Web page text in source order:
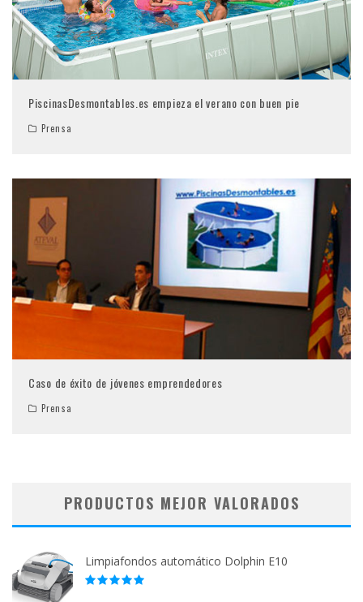
PiscinasDesmontables.es empieza el verano con buen pie
Prensa
Caso de éxito de jóvenes emprendedores
Prensa
PRODUCTOS MEJOR VALORADOS
Limpiafondos automático Dolphin E10